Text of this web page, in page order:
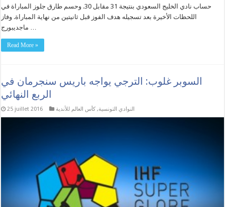
حساب نادي الخليج السعودي بنتيجة 31 مقابل 30. وحسم طارق جلوز المباراة في
اللحظات الأخيرة بعد تسجيله هدف الفوز قبل ثانيتين من نهاية المباراة. وفاز
ماجديبورج …
Read More »
السوبر غلوب: الترجي يواجه باريس سنجرمان في
الربع النهائي
25 juillet 2016 النوادي التونسية, كأس العالم للأندية